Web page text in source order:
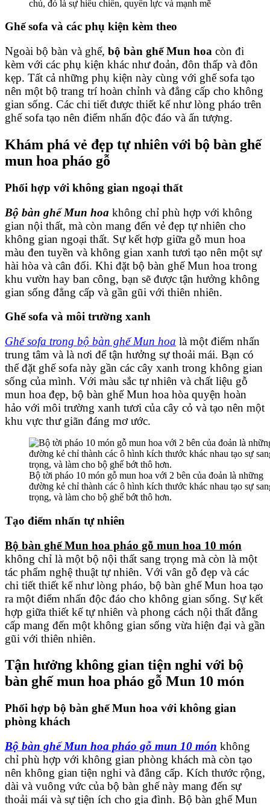
chủ, đó là sự hiếu chiến, quyền lực và mạnh mẽ
Ghế sofa và các phụ kiện kèm theo
Ngoài bộ bàn và ghế, bộ bàn ghế Mun hoa còn đi
kèm với các phụ kiện khác như đoản, đôn thấp và đôn
kẹp. Tất cả những phụ kiện này cùng với ghế sofa tạo
nên một bộ trang trí hoàn chỉnh và đẳng cấp cho không
gian sống. Các chi tiết được thiết kế như lòng pháo trên
ghế sofa tạo nên điểm nhấn độc đáo và ấn tượng.
Khám phá vẻ đẹp tự nhiên với bộ bàn ghế
mun hoa pháo gỗ
Phối hợp với không gian ngoại thất
Bộ bàn ghế Mun hoa không chỉ phù hợp với không
gian nội thất, mà còn mang đến vẻ đẹp tự nhiên cho
không gian ngoại thất. Sự kết hợp giữa gỗ mun hoa
màu đen tuyền và không gian xanh tươi tạo nên một sự
hài hòa và cân đối. Khi đặt bộ bàn ghế Mun hoa trong
khu vườn hay ban công, bạn sẽ được tận hưởng không
gian sống đẳng cấp và gần gũi với thiên nhiên.
Ghế sofa và môi trường xanh
Ghế sofa trong bộ bàn ghế Mun hoa là một điểm nhấn
trung tâm và là nơi để tận hưởng sự thoải mái. Bạn có
thể đặt ghế sofa này gần các cây xanh trong không gian
sống của mình. Với màu sắc tự nhiên và chất liệu gỗ
mun hoa đẹp, bộ bàn ghế Mun hoa hòa quyện hoàn
hảo với môi trường xanh tươi của cây cỏ và tạo nên một
khu vực thư giãn đáng mơ ước.
Bộ tời pháo 10 món gỗ mun hoa với 2 bên của đoản là những
đường kẻ chỉ thành các ô hình kích thước khác nhau tạo sự
trọng, và làm cho bộ ghế bớt thô hơn.
Tạo điểm nhấn tự nhiên
Bộ bàn ghế Mun hoa pháo gỗ mun hoa 10 món
không chỉ là một bộ nội thất sang trọng mà còn là một
tác phẩm nghệ thuật tự nhiên. Với vân gỗ đẹp và các
chi tiết thiết kế như lòng pháo, bộ bàn ghế Mun hoa tạo
ra một điểm nhấn độc đáo cho không gian sống. Sự kết
hợp giữa thiết kế tự nhiên và phong cách nội thất đẳng
cấp mang đến một không gian sống vừa hiện đại và gần
gũi với thiên nhiên.
Tận hưởng không gian tiện nghi với bộ
bàn ghế mun hoa pháo gỗ Mun 10 món
Phối hợp bộ bàn ghế Mun hoa với không gian
phòng khách
Bộ bàn ghế Mun hoa pháo gỗ mun 10 món không
chỉ phù hợp với không gian phòng khách mà còn tạo
nên không gian tiện nghi và đẳng cấp. Kích thước rộng,
dài và vuông vức của bộ bàn ghế này mang đến sự
thoải mái và sự tiện ích cho gia đình. Bộ bàn ghế Mun